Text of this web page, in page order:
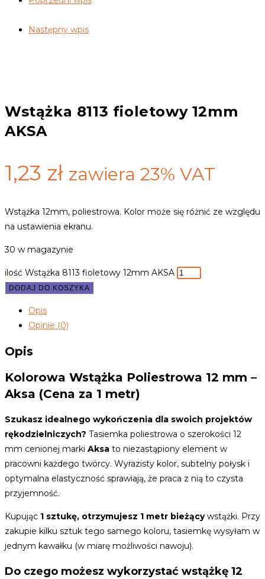
Następny wpis
Wstążka 8113 fioletowy 12mm
AKSA
1,23 zł zawiera 23% VAT
Wstążka 12mm, poliestrowa. Kolor może się różnić ze względu
na ustawienia ekranu.
30 w magazynie
ilość Wstążka 8113 fioletowy 12mm AKSA
DODAJ DO KOSZYKA
Opis
Opinie (0)
Opis
Kolorowa Wstążka Poliestrowa 12 mm –
Aksa (Cena za 1 metr)
Szukasz idealnego wykończenia dla swoich projektów
rękodzielniczych? Tasiemka poliestrowa o szerokości 12
mm cenionej marki Aksa to niezastąpiony element w
pracowni każdego twórcy. Wyrazisty kolor, subtelny połysk i
optymalna elastyczność sprawiają, że praca z nią to czysta
przyjemność.
Kupując 1 sztukę, otrzymujesz 1 metr bieżącywstążki. Przy
zakupie kilku sztuk tego samego koloru, tasiemkę wysyłam w
jednym kawałku (w miarę możliwości nawoju).
Do czego możesz wykorzystać wstążkę 12